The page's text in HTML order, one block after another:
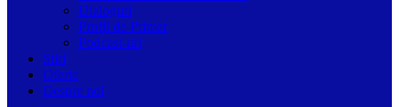
Dialoguri
Profil de Primar
Podcast-uri
Stiri
Oferte
Despre noi